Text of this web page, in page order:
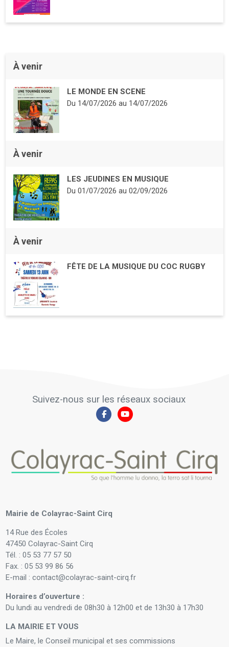
À venir
LE MONDE EN SCENE
Du 14/07/2026au 14/07/2026
À venir
LES JEUDINES EN MUSIQUE
Du 01/07/2026au 02/09/2026
À venir
FÊTE DE LA MUSIQUE DU COC RUGBY
Suivez-nous sur les réseaux sociaux
Mairie de Colayrac-Saint Cirq
14 Rue des Écoles
47450 Colayrac-Saint Cirq
Tél. : 05 53 77 57 50
Fax. : 05 53 99 86 56
E-mail : contact@colayrac-saint-cirq.fr
Horaires d’ouverture :
Du lundi au vendredi de 08h30 à 12h00 et de 13h30 à 17h30
LA MAIRIE ET VOUS
Le Maire, le Conseil municipal et ses commissions